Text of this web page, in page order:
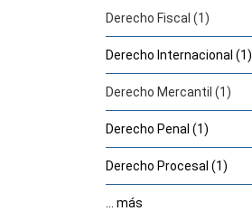
Derecho Fiscal (1)
Derecho Internacional (1)
Derecho Mercantil (1)
Derecho Penal (1)
Derecho Procesal (1)
... más